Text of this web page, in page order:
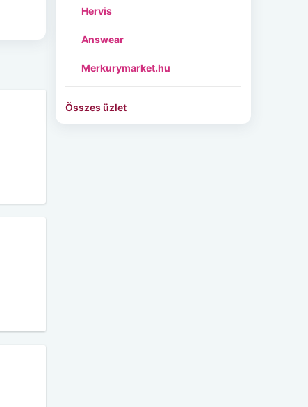
Hervis
Answear
Merkurymarket.hu
Összes üzlet